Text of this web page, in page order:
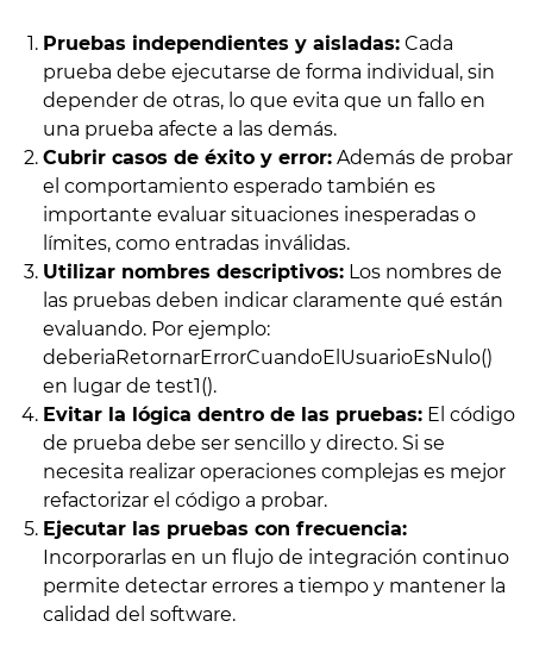
Pruebas independientes y aisladas:Cada
prueba debe ejecutarse de forma individual, sin
depender de otras, lo que evita que un fallo en
una prueba afecte a las demás.
Cubrir casos de éxito y error:Además de probar
el comportamiento esperado también es
importante evaluar situaciones inesperadas o
límites, como entradas inválidas.
Utilizar nombres descriptivos:Los nombres de
las pruebas deben indicar claramente qué están
evaluando. Por ejemplo:
deberiaRetornarErrorCuandoElUsuarioEsNulo()
en lugar de test1().
Evitar la lógica dentro de las pruebas:El código
de prueba debe ser sencillo y directo. Si se
necesita realizar operaciones complejas es mejor
refactorizar el código a probar.
Ejecutar las pruebas con frecuencia:
Incorporarlas en un flujo de integración continuo
permite detectar errores a tiempo y mantener la
calidad del software.